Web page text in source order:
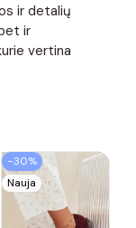
ir detalių
ir
vertina
−30%
Nauja